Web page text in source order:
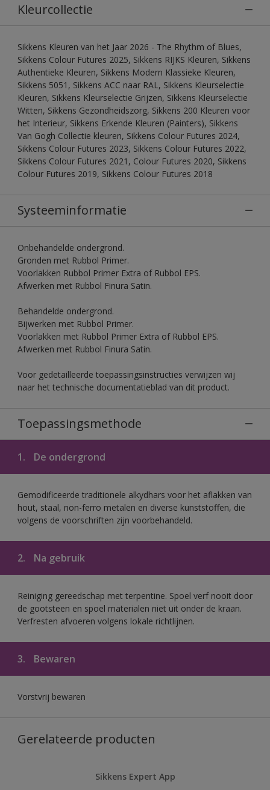
Kleurcollectie
Sikkens Kleuren van het Jaar 2026 - The Rhythm of Blues,
Sikkens Colour Futures 2025, Sikkens RIJKS Kleuren, Sikkens
Authentieke Kleuren, Sikkens Modern Klassieke Kleuren,
Sikkens 5051, Sikkens ACC naar RAL, Sikkens Kleurselectie
Kleuren, Sikkens Kleurselectie Grijzen, Sikkens Kleurselectie
Witten, Sikkens Gezondheidszorg, Sikkens 200 Kleuren voor
het Interieur, Sikkens Erkende Kleuren (Painters), Sikkens
Van Gogh Collectie kleuren, Sikkens Colour Futures 2024,
Sikkens Colour Futures 2023, Sikkens Colour Futures 2022,
Sikkens Colour Futures 2021, Colour Futures 2020, Sikkens
Colour Futures 2019, Sikkens Colour Futures 2018
Systeeminformatie
Onbehandelde ondergrond.
Gronden met Rubbol Primer.
Voorlakken Rubbol Primer Extra of Rubbol EPS.
Afwerken met Rubbol Finura Satin.
Behandelde ondergrond.
Bijwerken met Rubbol Primer.
Voorlakken met Rubbol Primer Extra of Rubbol EPS.
Afwerken met Rubbol Finura Satin.
Voor gedetailleerde toepassingsinstructies verwijzen wij
naar het technische documentatieblad van dit product.
Toepassingsmethode
1. De ondergrond
Gemodificeerde traditionele alkydhars voor het aflakken van
hout, staal, non-ferro metalen en diverse kunststoffen, die
volgens de voorschriften zijn voorbehandeld.
2. Na gebruik
Reiniging gereedschap met terpentine. Spoel verf nooit door
de gootsteen en spoel materialen niet uit onder de kraan.
Verfresten afvoeren volgens lokale richtlijnen.
3. Bewaren
Vorstvrij bewaren
Gerelateerde producten
Sikkens Expert App